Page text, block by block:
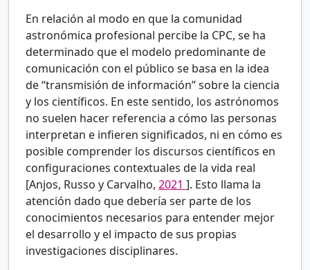
En relación al modo en que la comunidad
astronómica profesional percibe la CPC, se ha
determinado que el modelo predominante de
comunicación con el público se basa en la idea
de “transmisión de información” sobre la ciencia
y los científicos. En este sentido, los astrónomos
no suelen hacer referencia a cómo las personas
interpretan e infieren significados, ni en cómo es
posible comprender los discursos científicos en
configuraciones contextuales de la vida real
[Anjos, Russo y Carvalho, 2021 ]. Esto llama la
atención dado que debería ser parte de los
conocimientos necesarios para entender mejor
el desarrollo y el impacto de sus propias
investigaciones disciplinares.